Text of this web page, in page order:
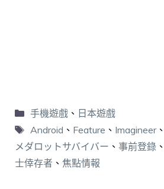
手機遊戲、 日本遊戲
Android 、 Feature 、 Imagineer、
メダロットサバイバー 、 事前登錄 、
士倖存者 、 焦點情報